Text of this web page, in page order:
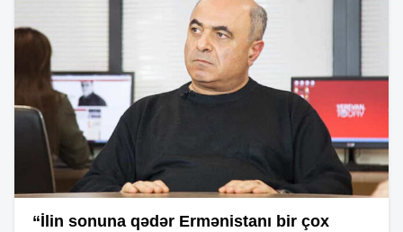
“İlin sonuna qədər Ermənistanı bir çox